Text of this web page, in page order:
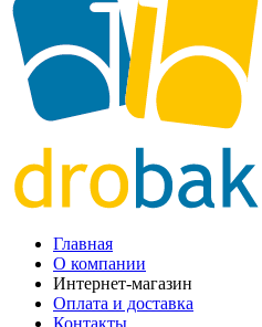
Главная
О компании
Интернет-магазин
Оплата и доставка
Контакты